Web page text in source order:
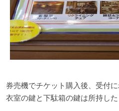
券売機でチケット購入後、受付
衣室の鍵と下駄箱の鍵は所持した